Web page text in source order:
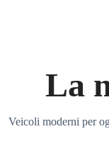
La
Veicoli moderni per